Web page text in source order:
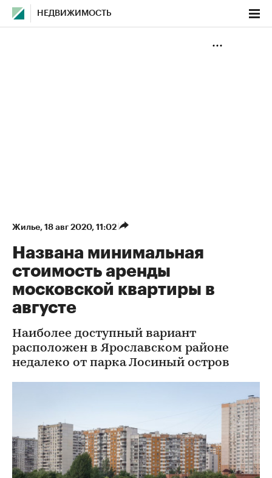
НЕДВИЖИМОСТЬ
Жилье⁠, 18 авг 2020, 11:02
Названа минимальная
стоимость аренды
московской квартиры в
августе
Наиболее доступный вариант
расположен в Ярославском районе
недалеко от парка Лосиный остров